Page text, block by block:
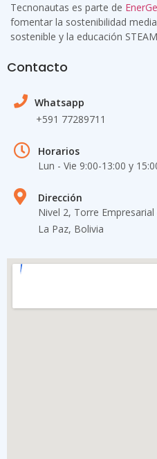
Tecnonautas es parte de
fomentar la sostenibilidad
sostenible y la educación
Contacto
Whatsapp
+591 77289711
Horarios
Lun - Vie 9:00-13:00 y
Dirección
Nivel 2, Torre
La Paz, Bolivia